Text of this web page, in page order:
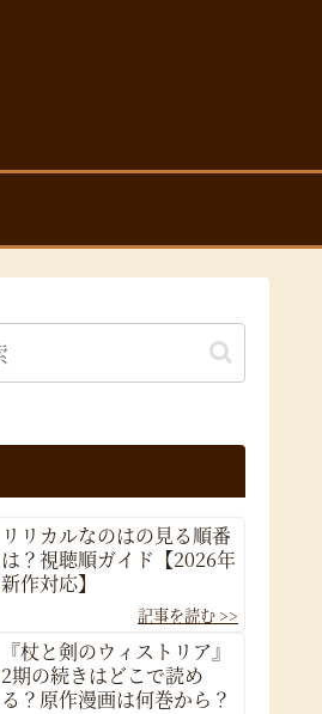
リリカルなのはの見る順番
は？視聴順ガイド【2026年
新作対応】
『杖と剣のウィストリア』
2期の続きはどこで読め
る？原作漫画は何巻から？